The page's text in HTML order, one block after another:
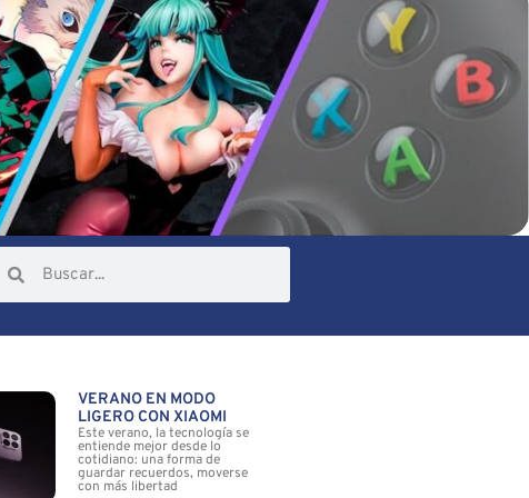
VERANO EN MODO
LIGERO CON XIAOMI
Este verano, la tecnología se
entiende mejor desde lo
cotidiano: una forma de
guardar recuerdos, moverse
con más libertad